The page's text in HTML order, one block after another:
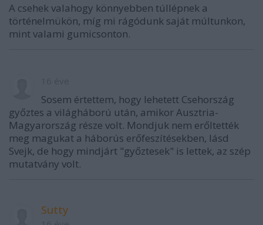
A csehek valahogy könnyebben túllépnek a
történelmükön, míg mi rágódunk saját múltunkon,
mint valami gumicsonton.
Sosem értettem, hogy lehetett Csehország
győztes a világháború után, amikor Ausztria-
Magyarország része volt. Mondjuk nem erőltették
meg magukat a háborús erőfeszítésekben, lásd
Svejk, de hogy mindjárt "győztesek" is lettek, az szép
mutatvány volt.
Sutty